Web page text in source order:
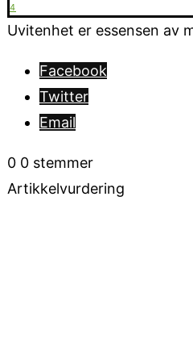
4
Uvitenhet er essensen av
Facebook
Twitter
Email
0 0 stemmer
Artikkelvurdering